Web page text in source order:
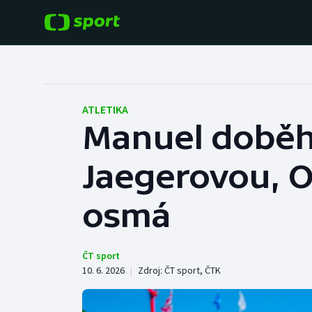
Hokej
Tenis
Baseball a softbal
Basketbal
ATLETIKA
Manuel
Jaegerovou,
osmá
ČT sport
10. 6. 2026 | Zdroj: ČT sport, ČTK